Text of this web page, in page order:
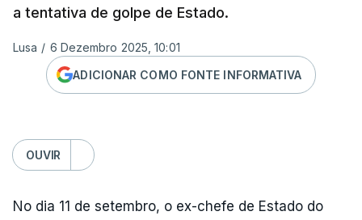
a tentativa de golpe de Estado.
Lusa / 6 Dezembro 2025, 10:01
ADICIONAR COMO FONTE INFORMATIVA
OUVIR
No dia 11 de setembro, o ex-chefe de Estado do